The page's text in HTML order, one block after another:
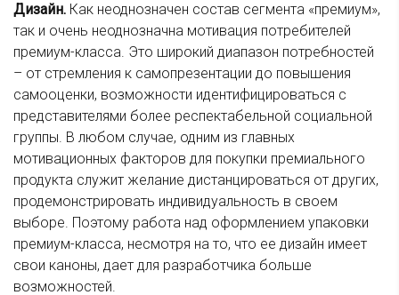
Дизайн. Как неоднозначен состав сегмента «премиум»,
так и очень неоднозначна мотивация потребителей
премиум-класса. Это широкий диапазон потребностей
– от стремления к самопрезентации до повышения
самооценки, возможности идентифицироваться с
представителями более респектабельной социальной
группы. В любом случае, одним из главных
мотивационных факторов для покупки премиального
продукта служит желание дистанцироваться от других,
продемонстрировать индивидуальность в своем
выборе. Поэтому работа над оформлением упаковки
премиум-класса, несмотря на то, что ее дизайн имеет
свои каноны, дает для разработчика больше
возможностей.